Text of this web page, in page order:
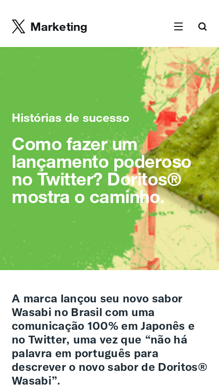
Marketing
Histórias de sucesso
Como fazer um
lançamento poderoso
no Twitter? Doritos®
mostra o caminho.
A marca lançou seu novo sabor
Wasabi no Brasil com uma
comunicação 100% em Japonês e
no Twitter, uma vez que “não há
palavra em português para
descrever o novo sabor de Doritos®
Wasabi”.